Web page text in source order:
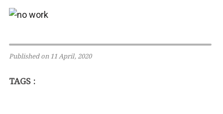
Published on 11 April, 2020
TAGS :